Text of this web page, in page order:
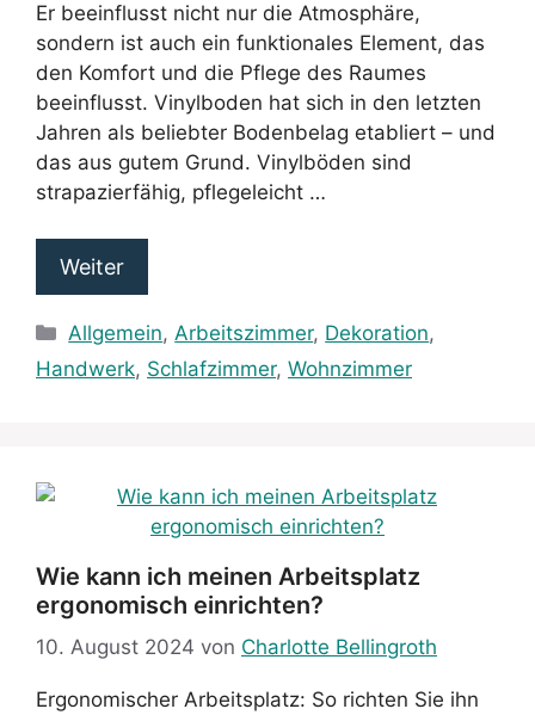
Er beeinflusst nicht nur die Atmosphäre,
sondern ist auch ein funktionales Element, das
den Komfort und die Pflege des Raumes
beeinflusst. Vinylboden hat sich in den letzten
Jahren als beliebter Bodenbelag etabliert – und
das aus gutem Grund. Vinylböden sind
strapazierfähig, pflegeleicht …
Weiter
Kategorien
Allgemein, Arbeitszimmer, Dekoration,
Handwerk, Schlafzimmer, Wohnzimmer
Wie kann ich meinen Arbeitsplatz
ergonomisch einrichten?
10. August 2024 von Charlotte Bellingroth
Ergonomischer Arbeitsplatz: So richten Sie ihn